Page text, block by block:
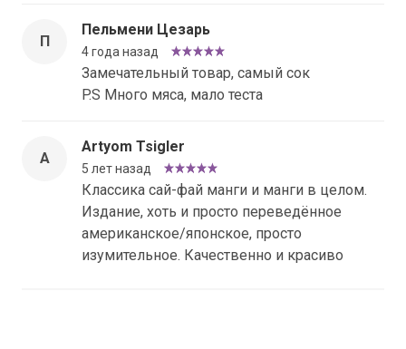
П
Пельмени Цезарь
4 года назад
Замечательный товар, самый сок
P.S Много мяса, мало теста
A
Artyom Tsigler
5 лет назад
Классика сай-фай манги и манги в целом.
Издание, хоть и просто переведённое
американское/японское, просто
изумительное. Качественно и красиво